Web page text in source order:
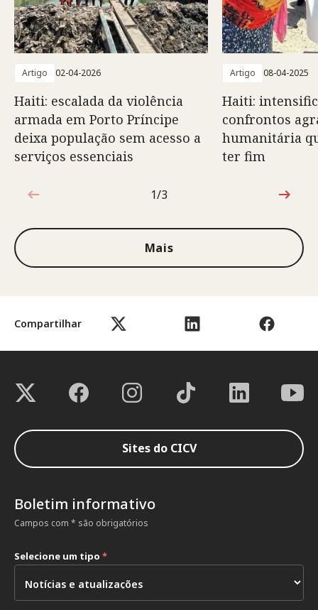
Compartilhar
Artigo 02-04-2026
Haiti: escalada da violência
armada em Porto Príncipe
deixa população sem acesso a
serviços essenciais
Artigo 08-04-2025
Haiti:
confrontos
humanitária
ter fim
1 de 3
1/3
Mais
Sites do CICV
Boletim informativo
Campos com * são obrigatórios
Selecione um tipo *